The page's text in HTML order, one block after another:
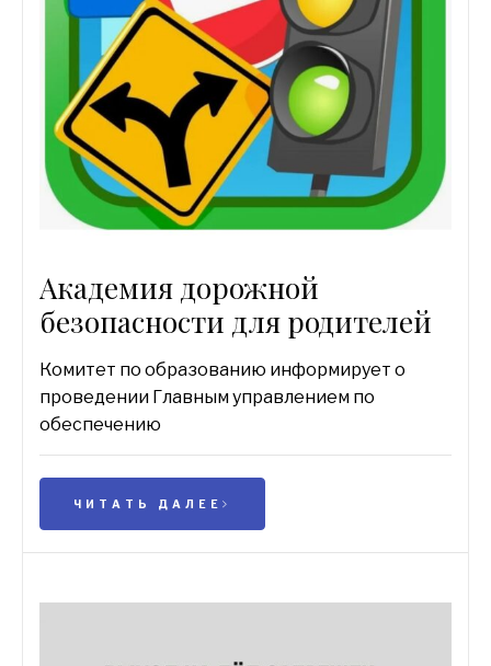
Академия дорожной
безопасности для родителей
Комитет по образованию информирует о
проведении Главным управлением по
обеспечению
ЧИТАТЬ ДАЛЕЕ